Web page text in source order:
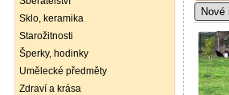
Sklo, keramika
Starožitnosti
Šperky, hodinky
Umělecké předměty
Zdraví a krása
Nové